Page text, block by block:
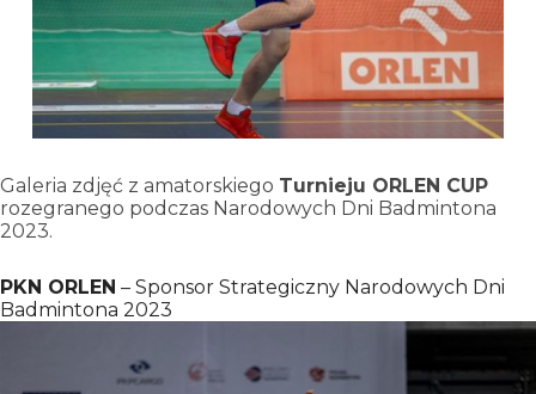
Galeria zdjęć z amatorskiego Turnieju ORLEN CUP
rozegranego podczas Narodowych Dni Badmintona
2023.
PKN ORLEN – Sponsor Strategiczny Narodowych Dni
Badmintona 2023